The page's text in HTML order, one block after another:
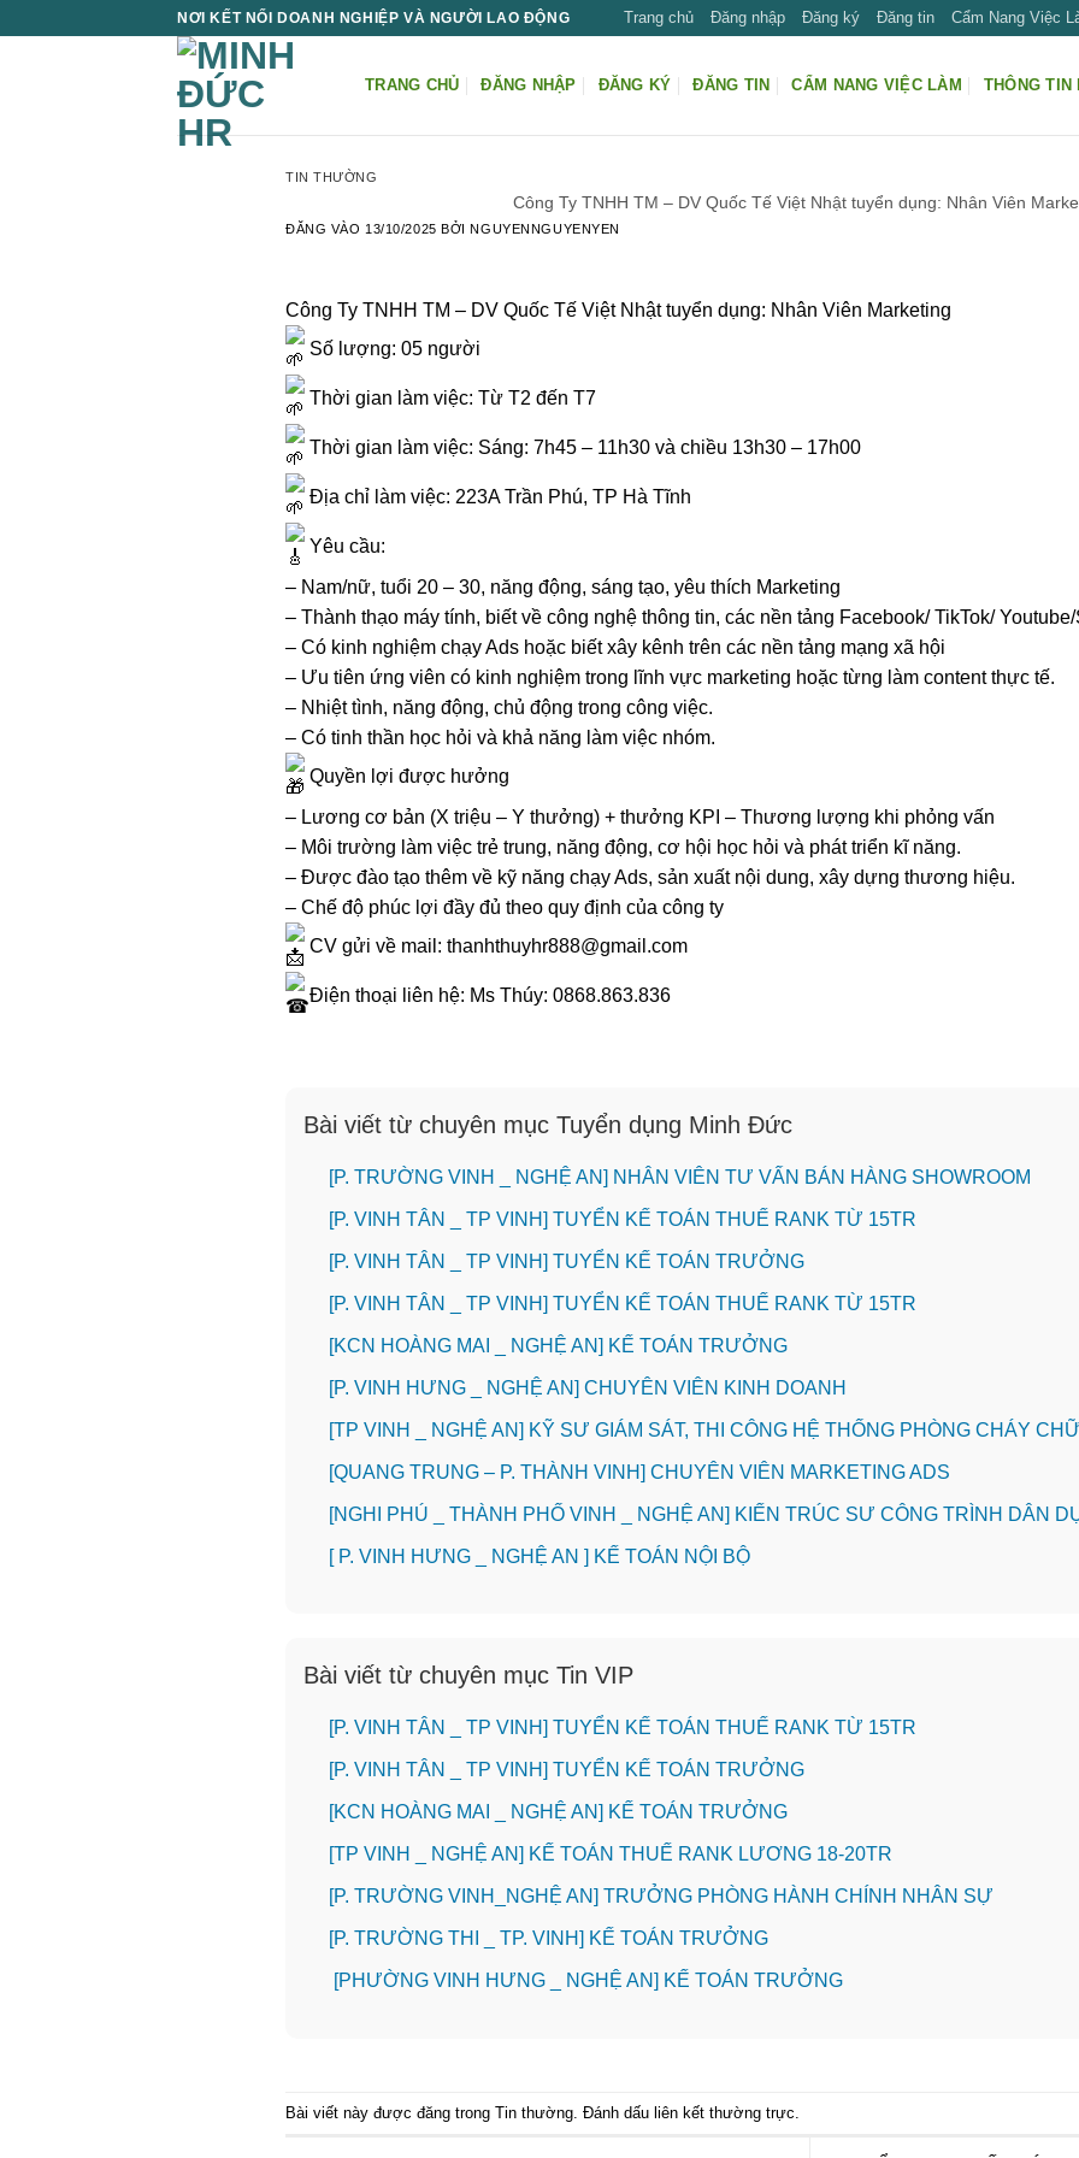
NƠI KẾT NỐI DOANH NGHIỆP VÀ NGƯỜI LAO ĐỘNG Trang chủ Đăng nhập Đăng ký Đăng tin Cẩm Nang Việc
TRANG CHỦ ĐĂNG NHẬP ĐĂNG KÝ ĐĂNG TIN CẨM NANG VIỆC LÀM THÔNG TIN
TIN THƯỜNG
Công Ty TNHH TM – DV Quốc Tế Việt Nhật tuyển dụng: Nhân Viên
ĐĂNG VÀO 13/10/2025 BỞINGUYENNGUYENYEN
Công Ty TNHH TM – DV Quốc Tế Việt Nhật tuyển dụng: Nhân Viên Marketing
Số lượng: 05 người
Thời gian làm việc: Từ T2 đến T7
Thời gian làm việc: Sáng: 7h45 – 11h30 và chiều 13h30 – 17h00
Địa chỉ làm việc: 223A Trần Phú, TP Hà Tĩnh
Yêu cầu:
– Nam/nữ, tuổi 20 – 30, năng động, sáng tạo, yêu thích Marketing
– Thành thạo máy tính, biết về công nghệ thông tin, các nền tảng Facebook/ TikTok/
– Có kinh nghiệm chạy Ads hoặc biết xây kênh trên các nền tảng mạng xã hội
– Ưu tiên ứng viên có kinh nghiệm trong lĩnh vực marketing hoặc từng làm content thực tế.
– Nhiệt tình, năng động, chủ động trong công việc.
– Có tinh thần học hỏi và khả năng làm việc nhóm.
Quyền lợi được hưởng
– Lương cơ bản (X triệu – Y thưởng) + thưởng KPI – Thương lượng khi phỏng vấn
– Môi trường làm việc trẻ trung, năng động, cơ hội học hỏi và phát triển kĩ năng.
– Được đào tạo thêm về kỹ năng chạy Ads, sản xuất nội dung, xây dựng thương hiệu.
– Chế độ phúc lợi đầy đủ theo quy định của công ty
CV gửi về mail: thanhthuyhr888@gmail.com
Điện thoại liên hệ: Ms Thúy: 0868.863.836
Bài viết từ chuyên mục Tuyển dụng Minh Đức
[P. TRƯỜNG VINH _ NGHỆ AN] NHÂN VIÊN TƯ VẤN BÁN HÀNG SHOWROOM
[P. VINH TÂN _ TP VINH] TUYỂN KẾ TOÁN THUẾ RANK TỪ 15TR
[P. VINH TÂN _ TP VINH] TUYỂN KẾ TOÁN TRƯỞNG
[P. VINH TÂN _ TP VINH] TUYỂN KẾ TOÁN THUẾ RANK TỪ 15TR
️[KCN HOÀNG MAI _ NGHỆ AN] KẾ TOÁN TRƯỞNG
️[P. VINH HƯNG _ NGHỆ AN] CHUYÊN VIÊN KINH DOANH
[TP VINH _ NGHỆ AN] KỸ SƯ GIÁM SÁT, THI CÔNG HỆ THỐNG PHÒNG CHÁY
[QUANG TRUNG – P. THÀNH VINH] CHUYÊN VIÊN MARKETING ADS
[NGHI PHÚ _ THÀNH PHỐ VINH _ NGHỆ AN] KIẾN TRÚC SƯ CÔNG TRÌNH DÂN
[ P. VINH HƯNG _ NGHỆ AN ] KẾ TOÁN NỘI BỘ
Bài viết từ chuyên mục Tin VIP
[P. VINH TÂN _ TP VINH] TUYỂN KẾ TOÁN THUẾ RANK TỪ 15TR
[P. VINH TÂN _ TP VINH] TUYỂN KẾ TOÁN TRƯỞNG
️[KCN HOÀNG MAI _ NGHỆ AN] KẾ TOÁN TRƯỞNG
[TP VINH _ NGHỆ AN] KẾ TOÁN THUẾ RANK LƯƠNG 18-20TR
[P. TRƯỜNG VINH_NGHỆ AN] TRƯỞNG PHÒNG HÀNH CHÍNH NHÂN SỰ
️[P. TRƯỜNG THI _ TP. VINH] KẾ TOÁN TRƯỞNG
[PHƯỜNG VINH HƯNG _ NGHỆ AN] KẾ TOÁN TRƯỞNG
Bài viết này được đăng trong Tin thường . Đánh dấu liên kết thường trực